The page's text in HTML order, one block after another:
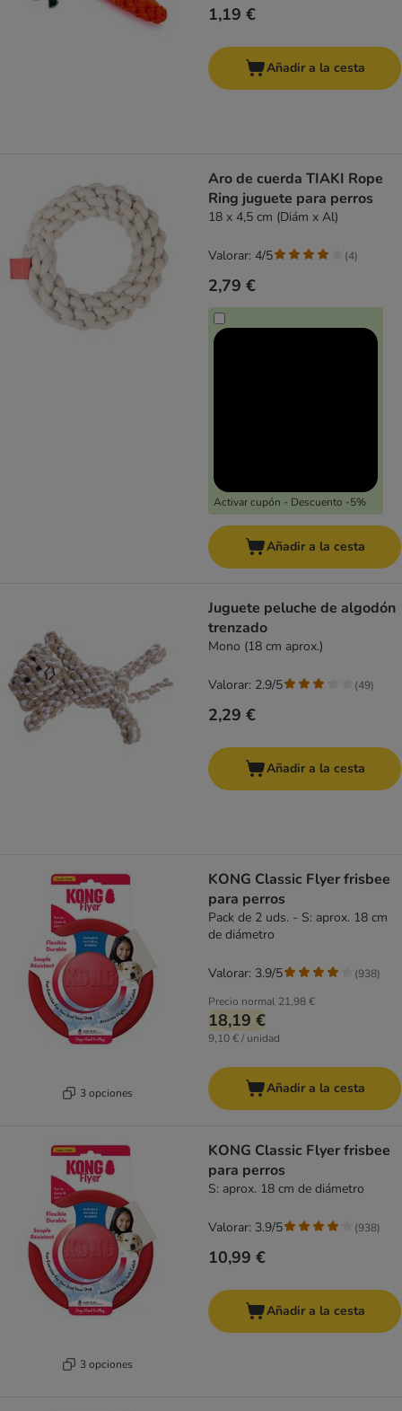
1,19 €
Añadir a la cesta
Aro de cuerda TIAKI Rope
Ring juguete para perros
18 x 4,5 cm (Diám x Al)
2,79 €
Activar cupón - Descuento -5%
Valorar: 4/5 (4)
Añadir a la cesta
Juguete peluche de algodón
trenzado
Mono (18 cm aprox.)
2,29 €
Valorar: 2.9/5 (49)
Añadir a la cesta
3 opciones
KONG Classic Flyer frisbee
para perros
Pack de 2 uds. - S: aprox. 18 cm
de diámetro
Precio normal 21,98 €
18,19 €
9,10 € / unidad
Valorar: 3.9/5 (938)
Añadir a la cesta
3 opciones
KONG Classic Flyer frisbee
para perros
S: aprox. 18 cm de diámetro
10,99 €
Valorar: 3.9/5 (938)
Añadir a la cesta